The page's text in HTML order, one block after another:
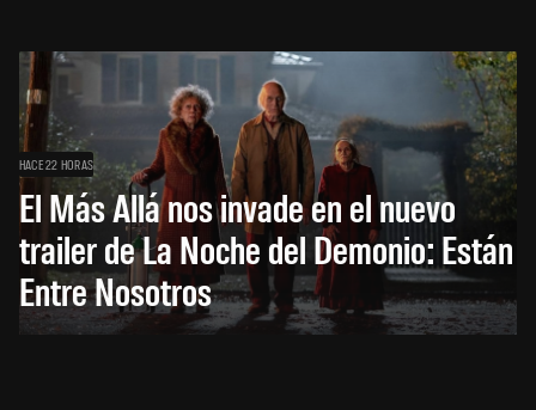
HACE 22 HORAS
El Más Allá nos invade en el nuevo
trailer de La Noche del Demonio: Están
Entre Nosotros